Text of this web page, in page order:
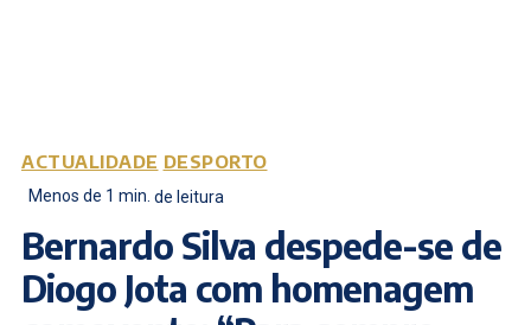
ACTUALIDADE DESPORTO
Menos de 1 min. de leitura
Bernardo Silva despede-se de
Diogo Jota com homenagem